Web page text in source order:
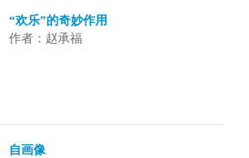
“欢乐”的奇妙作用
作者：赵承福
自画像